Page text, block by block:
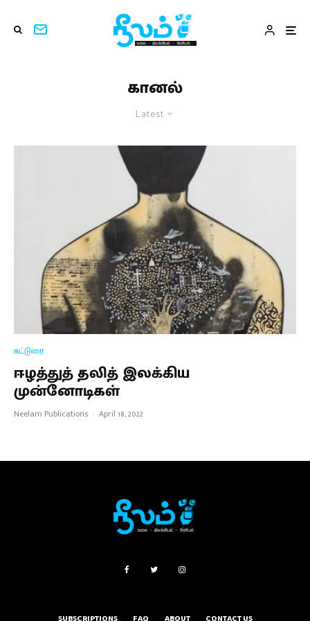
கானல்
Latest
கட்டுரை
ஈழத்துத் தலித் இலக்கிய
முன்னோடிகள்
Neelam Publications · April 18, 2022